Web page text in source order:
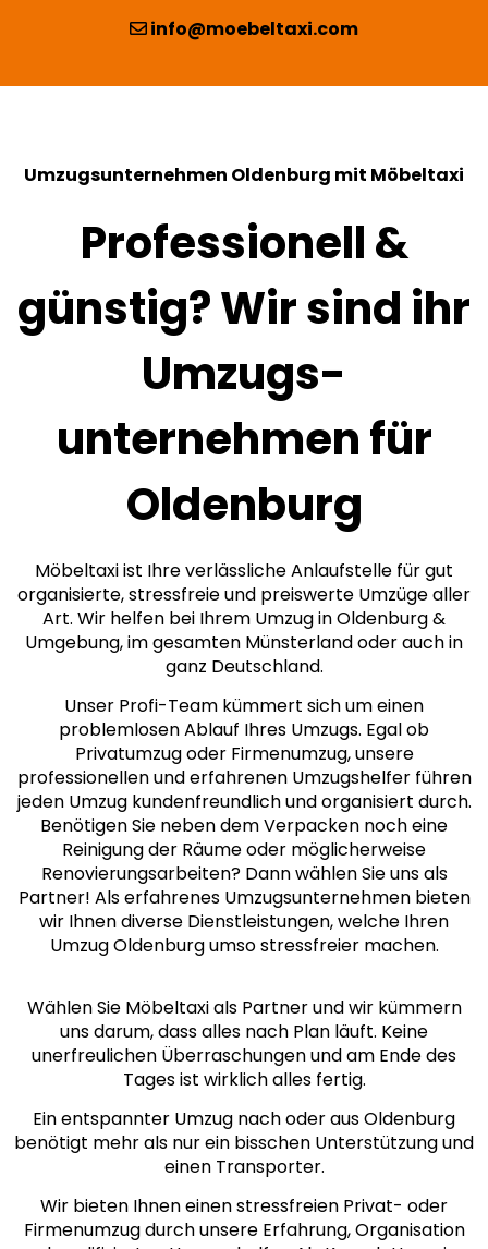
info@moebeltaxi.com
Umzugsunternehmen Oldenburg mit Möbeltaxi
Professionell &
günstig? Wir sind ihr
Umzugs­
unternehmen für
Oldenburg
Möbeltaxi ist Ihre verlässliche Anlaufstelle für gut
organisierte, stressfreie und preiswerte Umzüge aller
Art. Wir helfen bei Ihrem Umzug in Oldenburg &
Umgebung, im gesamten Münsterland oder auch in
ganz Deutschland.
Unser Profi-Team kümmert sich um einen
problemlosen Ablauf Ihres Umzugs. Egal ob
Privatumzug oder Firmenumzug, unsere
professionellen und erfahrenen Umzugshelfer führen
jeden Umzug kundenfreundlich und organisiert durch.
Benötigen Sie neben dem Verpacken noch eine
Reinigung der Räume oder möglicherweise
Renovierungsarbeiten? Dann wählen Sie uns als
Partner! Als erfahrenes Umzugsunternehmen bieten
wir Ihnen diverse Dienstleistungen, welche Ihren
Umzug Oldenburg umso stressfreier machen.
Wählen Sie Möbeltaxi als Partner und wir kümmern
uns darum, dass alles nach Plan läuft. Keine
unerfreulichen Überraschungen und am Ende des
Tages ist wirklich alles fertig.
Ein entspannter Umzug nach oder aus Oldenburg
benötigt mehr als nur ein bisschen Unterstützung und
einen Transporter.
Wir bieten Ihnen einen stressfreien Privat- oder
Firmenumzug durch unsere Erfahrung, Organisation